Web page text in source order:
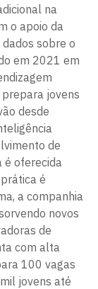
na
o apoio da
sobre o
em 2021 em
prepara jovens
desde
de
é oferecida
é
a companhia
novos
de
com alta
100 vagas
jovens até